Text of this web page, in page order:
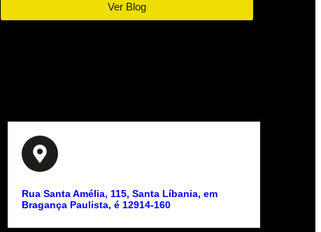
Ver Blog
Rua Santa Amélia, 115, Santa Líbania, em
Bragança Paulista, é 12914-160